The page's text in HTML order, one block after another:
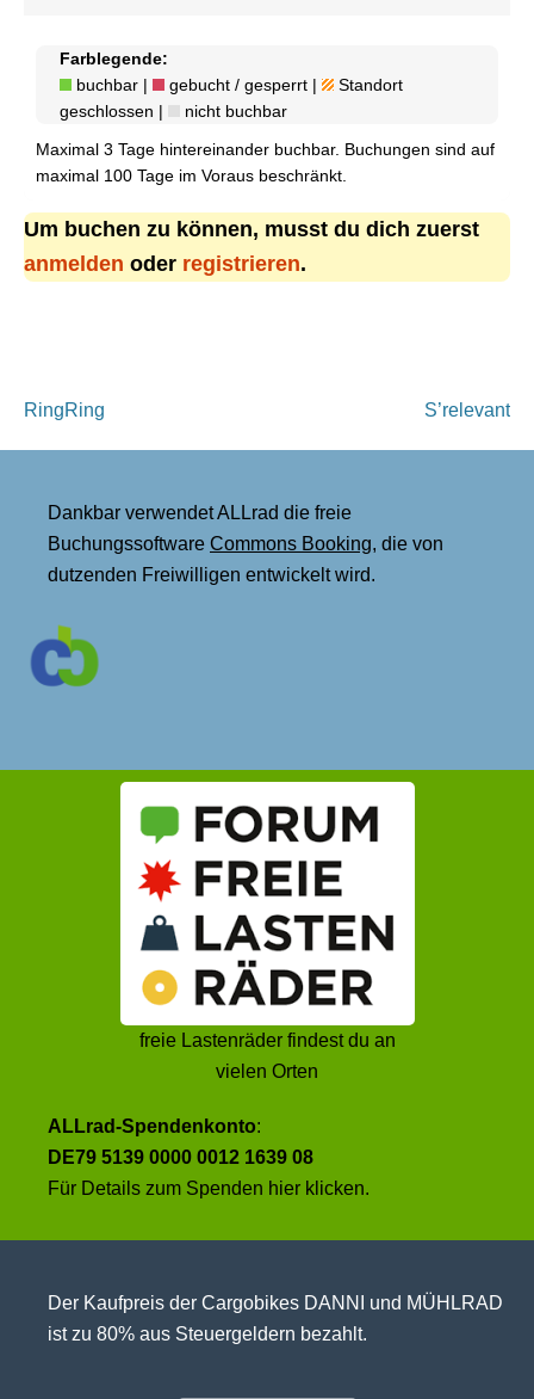
Farblegende:
buchbar |
gebucht / gesperrt |
Standort
geschlossen |
nicht buchbar
Maximal 3 Tage hintereinander buchbar. Buchungen sind auf
maximal 100 Tage im Voraus beschränkt.
Um buchen zu können, musst du dich zuerst
anmelden oder registrieren.
Beitragsnavigation
RingRing S’relevant
Dankbar verwendet ALLrad die freie
Buchungssoftware Commons Booking, die von
dutzenden Freiwilligen entwickelt wird.
freie Lastenräder findest du an
vielen Orten
ALLrad-Spendenkonto:
DE79 5139 0000 0012 1639 08
Für Details zum Spenden hier klicken.
Der Kaufpreis der Cargobikes DANNI und MÜHLRAD
ist zu 80% aus Steuergeldern bezahlt.